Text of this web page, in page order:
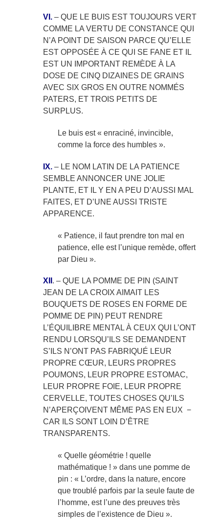
VI. – QUE LE BUIS EST TOUJOURS VERT
COMME LA VERTU DE CONSTANCE QUI
N’A POINT DE SAISON PARCE QU’ELLE
EST OPPOSÉE À CE QUI SE FANE ET IL
EST UN IMPORTANT REMÈDE À LA
DOSE DE CINQ DIZAINES DE GRAINS
AVEC SIX GROS EN OUTRE NOMMÉS
PATERS, ET TROIS PETITS DE
SURPLUS.
Le buis est « enraciné, invincible,
comme la force des humbles ».
IX. – LE NOM LATIN DE LA PATIENCE
SEMBLE ANNONCER UNE JOLIE
PLANTE, ET IL Y EN A PEU D’AUSSI MAL
FAITES, ET D’UNE AUSSI TRISTE
APPARENCE.
« Patience, il faut prendre ton mal en
patience, elle est l’unique remède, offert
par Dieu ».
XII . – QUE LA POMME DE PIN (SAINT
JEAN DE LA CROIX AIMAIT LES
BOUQUETS DE ROSES EN FORME DE
POMME DE PIN) PEUT RENDRE
L’ÉQUILIBRE MENTAL À CEUX QUI L’ONT
RENDU LORSQU’ILS SE DEMANDENT
S’ILS N’ONT PAS FABRIQUÉ LEUR
PROPRE CŒUR, LEURS PROPRES
POUMONS, LEUR PROPRE ESTOMAC,
LEUR PROPRE FOIE, LEUR PROPRE
CERVELLE, TOUTES CHOSES QU’ILS
N’APERÇOIVENT MÊME PAS EN EUX −
CAR ILS SONT LOIN D’ÊTRE
TRANSPARENTS.
« Quelle géométrie ! quelle
mathématique ! » dans une pomme de
pin : « L’ordre, dans la nature, encore
que troublé parfois par la seule faute de
l’homme, est l’une des preuves très
simples de l’existence de Dieu ».